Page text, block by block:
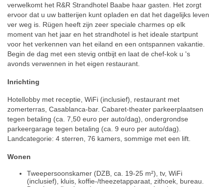
verwelkomt het R&R Strandhotel Baabe haar gasten. Het zorgt
ervoor dat u uw batterijen kunt opladen en dat het dagelijks leven
ver weg is. Rügen heeft zijn zeer speciale charmes op elk
moment van het jaar en het strandhotel is het ideale startpunt
voor het verkennen van het eiland en een ontspannen vakantie.
Begin de dag met een stevig ontbijt en laat de chef-kok u 's
avonds verwennen in het eigen restaurant.
Inrichting
Hotellobby met receptie, WiFi (inclusief), restaurant met
zomerterras, Casablanca-bar. Cabaret-theater parkeerplaatsen
tegen betaling (ca. 7,50 euro per auto/dag), ondergrondse
parkeergarage tegen betaling (ca. 9 euro per auto/dag).
Landcategorie: 4 sterren, 76 kamers, sommige met een lift.
Wonen
Tweepersoonskamer (DZB, ca. 19-25 m²), tv, WiFi
(inclusief), kluis, koffie-/theezetapparaat, zithoek, bureau.